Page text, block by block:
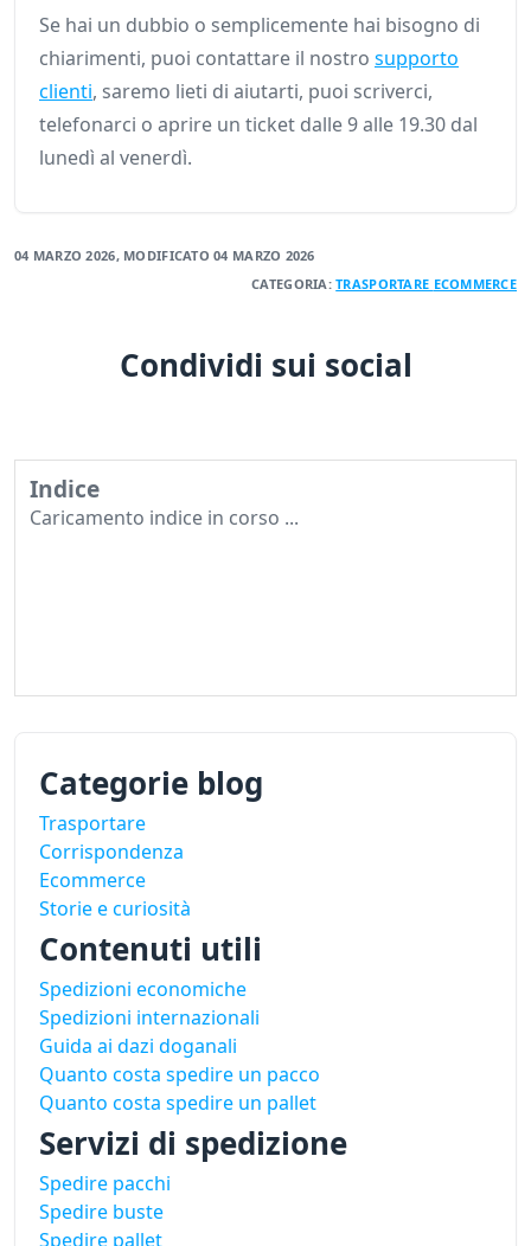
Se hai un dubbio o semplicemente hai bisogno di
chiarimenti, puoi contattare il nostro supporto
clienti, saremo lieti di aiutarti, puoi scriverci,
telefonarci o aprire un ticket dalle 9 alle 19.30 dal
lunedì al venerdì.
04 MARZO 2026, MODIFICATO04 MARZO 2026
CATEGORIA:TRASPORTARE ECOMMERCE
Condividi sui social
Indice
Caricamento indice in corso ...
Categorie blog
Trasportare
Corrispondenza
Ecommerce
Storie e curiosità
Contenuti utili
Spedizioni economiche
Spedizioni internazionali
Guida ai dazi doganali
Quanto costa spedire un pacco
Quanto costa spedire un pallet
Servizi di spedizione
Spedire pacchi
Spedire buste
Spedire pallet